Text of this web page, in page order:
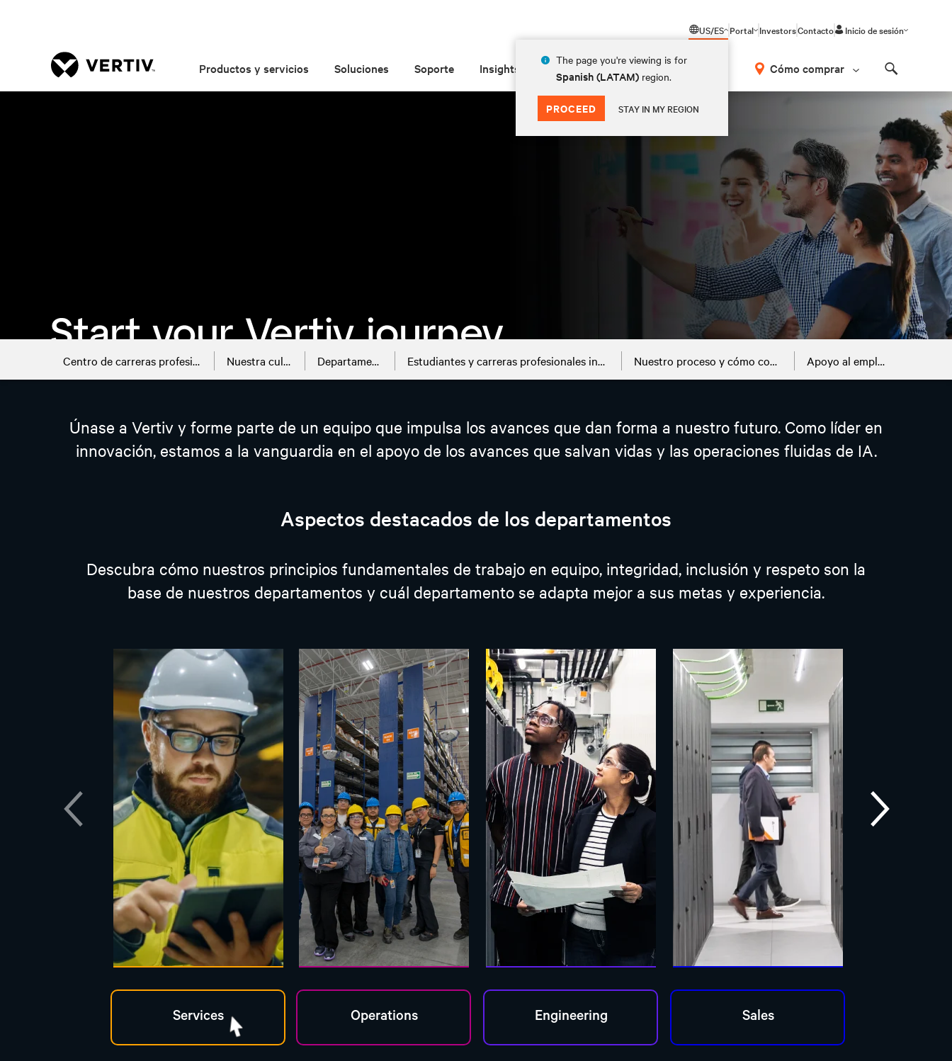
US/ES
The page you're viewing is for
Spanish (LATAM) region.
PROCEED STAY IN MY REGION
Portal InvestorsContacto Inicio de sesión
Productos y servicios Soluciones Soporte Insights Acerca de Cómo comprar
Centro de carreras profesionales Nuestra cultura Departamentos Estudiantes y carreras profesionales incipientes Nuestro proceso y cómo comenzar Apoyo al empleado
Únase a Vertiv y forme parte de un equipo que impulsa los avances que dan forma a nuestro futuro. Como líder en
innovación, estamos a la vanguardia en el apoyo de los avances que salvan vidas y las operaciones fluidas de IA.
Aspectos destacados de los departamentos
Descubra cómo nuestros principios fundamentales de trabajo en equipo, integridad, inclusión y respeto son la
base de nuestros departamentos y cuál departamento se adapta mejor a sus metas y experiencia.